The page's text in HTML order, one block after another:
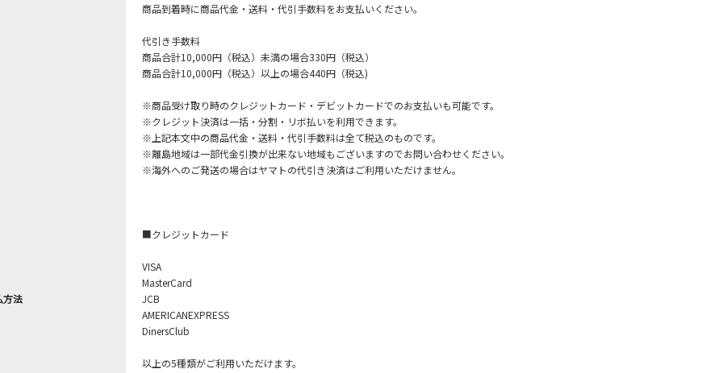
方法
商品到着時に商品代金・送料・代引手数料をお支払いください。
代引き手数料
商品合計10,000円（税込）未満の場合330円（税込）
商品合計10,000円（税込）以上の場合440円（税込)
※商品受け取り時のクレジットカード・デビットカードでのお支払いも可能です。
※クレジット決済は一括・分割・リボ払いを利用できます。
※上記本文中の商品代金・送料・代引手数料は全て税込のものです。
※離島地域は一部代金引換が出来ない地域もございますのでお問い合わせください。
※海外へのご発送の場合はヤマトの代引き決済はご利用いただけません。
■クレジットカード
VISA
MasterCard
JCB
AMERICANEXPRESS
DinersClub
以上の5種類がご利用いただけます。